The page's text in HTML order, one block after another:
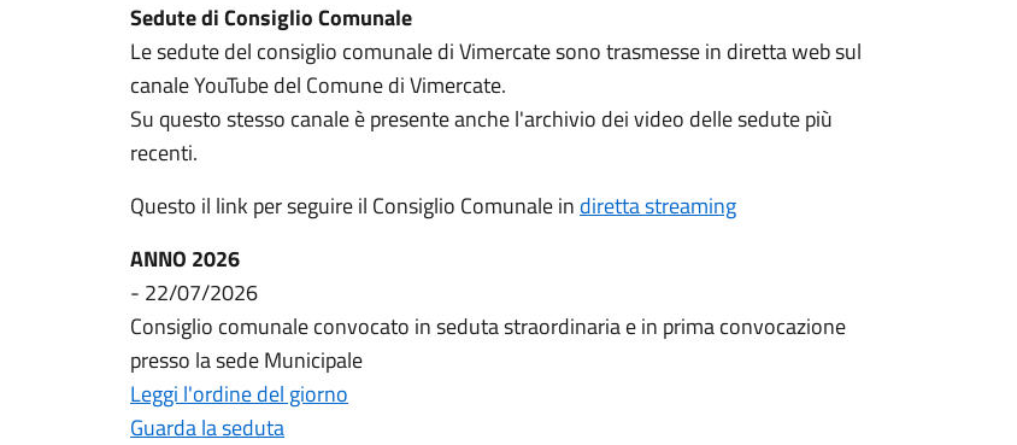
Sedute di Consiglio Comunale
Le sedute del consiglio comunale di Vimercate sono trasmesse in diretta web sul
canale YouTube del Comune di Vimercate.
Su questo stesso canale è presente anche l'archivio dei video delle sedute più
recenti.
Questo il link per seguire il Consiglio Comunale in diretta streaming
ANNO 2026
- 22/07/2026
Consiglio comunale convocato in seduta straordinaria e in prima convocazione
presso la sede Municipale
Leggi l'ordine del giorno
Guarda la seduta